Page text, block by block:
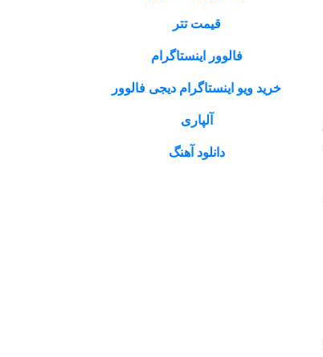
قیمت تتر
فالوور اینستاگرام
خرید ویو اینستاگرام دیجی فالوور
آلپاری
دانلود آهنگ